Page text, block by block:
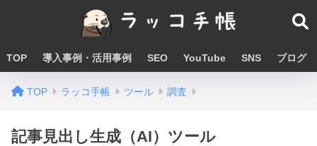
TOP 導入事例・活用事例 SEO YouTube SNS ブログ
TOP ラッコ手帳 ツール 調査
記事見出し生成（AI）ツール